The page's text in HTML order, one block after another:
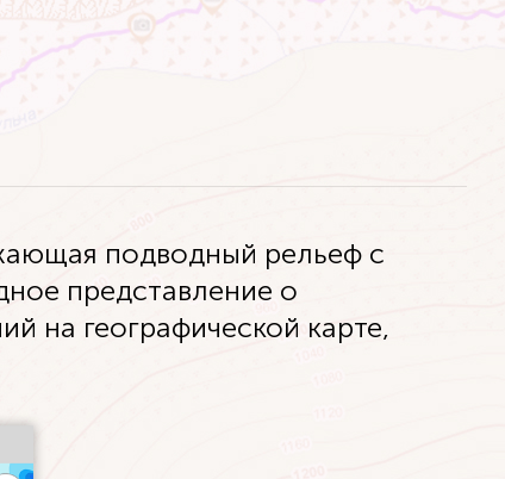
подводный рельеф с
представление о
на географической карте,